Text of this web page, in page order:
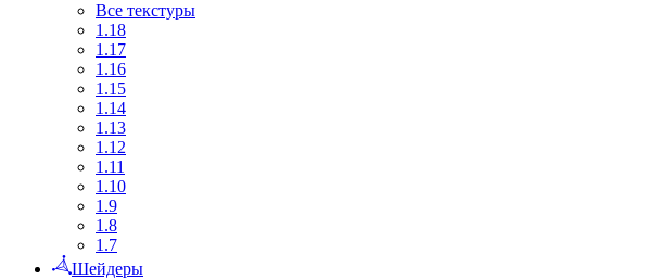
Все текстуры
1.18
1.17
1.16
1.15
1.14
1.13
1.12
1.11
1.10
1.9
1.8
1.7
Шейдеры